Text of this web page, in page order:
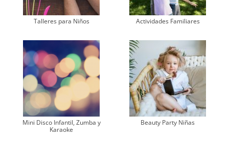
Talleres para Niños Actividades Familiares
Mini Disco Infantil, Zumba y
Karaoke
Beauty Party Niñas